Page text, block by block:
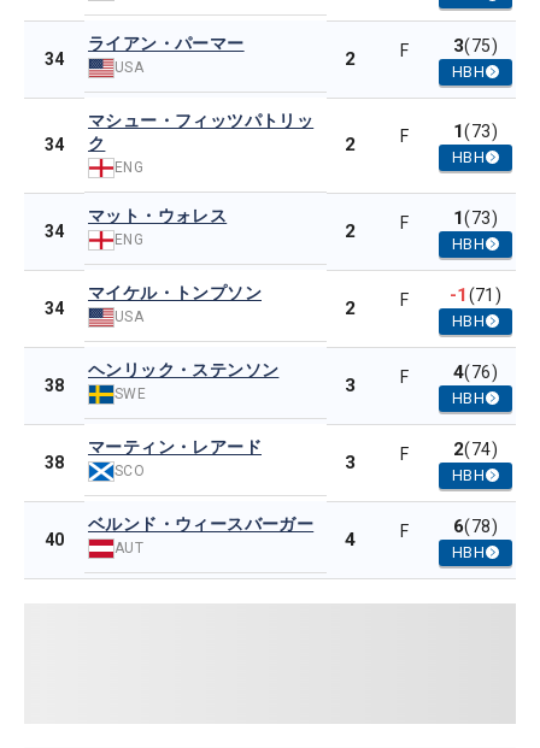
34
ライアン・パーマー
USA 2 F 3(75)
HBH
34
マシュー・フィッツパトリッ
ク
ENG
2 F 1(73)
HBH
34
マット・ウォレス
ENG 2 F 1(73)
HBH
34
マイケル・トンプソン
USA 2 F -1(71)
HBH
38
ヘンリック・ステンソン
SWE 3 F 4(76)
HBH
38
マーティン・レアード
SCO 3 F 2(74)
HBH
40
ベルンド・ウィースバーガー
AUT 4 F 6(78)
HBH